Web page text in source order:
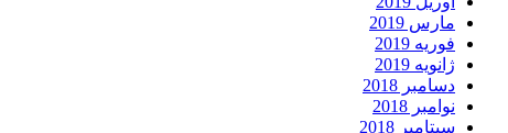
مارس 2019
فوریه 2019
ژانویه 2019
دسامبر 2018
نوامبر 2018
سپتامبر 2018